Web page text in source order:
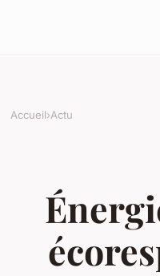
Accueil›Actu